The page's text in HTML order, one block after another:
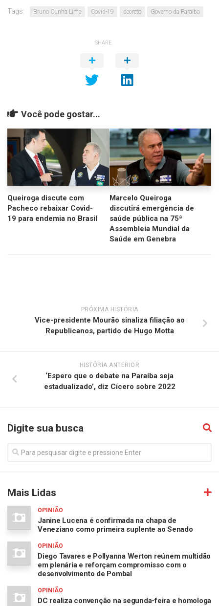
Tags: Bruno Cunha Lima Covid-19 decreto Governo da Paraíba
SHARE
Você pode gostar...
Queiroga discute com
Pacheco rebaixar Covid-
19 para endemia no Brasil
Marcelo Queiroga
discutirá emergência de
saúde pública na 75ª
Assembleia Mundial da
Saúde em Genebra
PRÓXIMA HISTÓRIA
Vice-presidente Mourão sinaliza filiação ao
Republicanos, partido de Hugo Motta
HISTÓRIA ANTERIOR
‘Espero que o debate na Paraíba seja
estadualizado’, diz Cícero sobre 2022
Digite sua busca
Mais Lidas
OPINIÃO
Janine Lucena é confirmada na chapa de
Veneziano como primeira suplente ao Senado
OPINIÃO
Diego Tavares e Pollyanna Werton reúnem multidão
em plenária e reforçam compromisso com o
desenvolvimento de Pombal
OPINIÃO
DC realiza convenção na segunda-feira e homologa